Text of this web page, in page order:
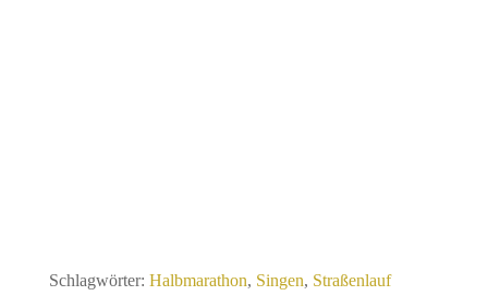
Schlagwörter: Halbmarathon, Singen, Straßenlauf